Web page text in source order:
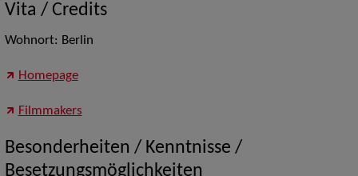
Vita / Credits
Wohnort: Berlin
Homepage
Filmmakers
Besonderheiten / Kenntnisse /
Besetzungsmöglichkeiten